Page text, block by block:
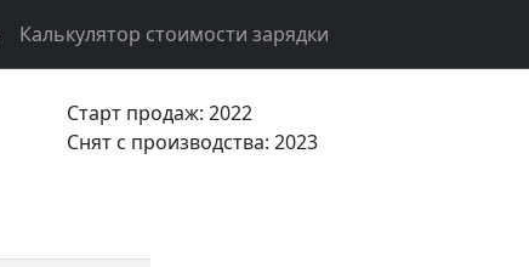
Калькулятор стоимости зарядки
Старт продаж: 2022
Cнят с производства: 2023